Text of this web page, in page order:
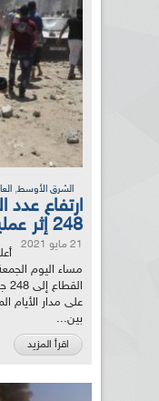
الشرق الأوسط,
ارتفاع عدد
248 إثر عمليات انتشال لمفقودين
21 مايو 2021
مساء اليوم
على مدار الأيام
بين...
اقرأ المزيد